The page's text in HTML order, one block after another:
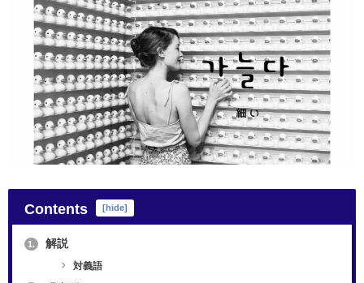
Contents [hide]
1. 解説
対義語